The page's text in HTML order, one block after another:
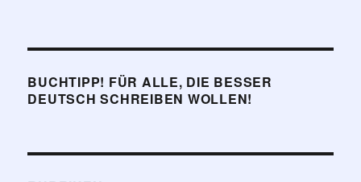
BUCHTIPP! FÜR ALLE, DIE BESSER
DEUTSCH SCHREIBEN WOLLEN!